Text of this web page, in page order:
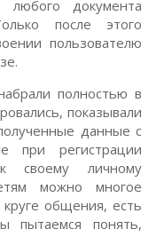
любого документа
после этого
пользователю
полностью в
показывали
данные с
при регистрации
к своему личному
можно многое
круге общения, есть
понять,